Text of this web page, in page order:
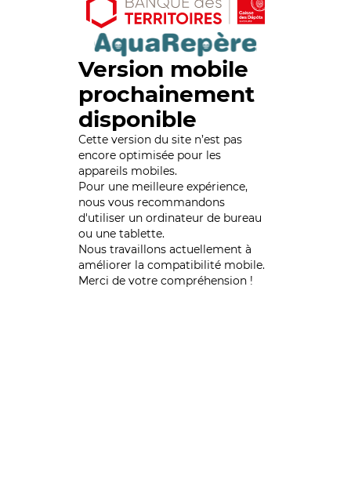
Version mobile
prochainement
disponible
Cette version du site n’est pas
encore optimisée pour les
appareils mobiles.
Pour une meilleure expérience,
nous vous recommandons
d'utiliser un ordinateur de bureau
ou une tablette.
Nous travaillons actuellement à
améliorer la compatibilité mobile.
Merci de votre compréhension !